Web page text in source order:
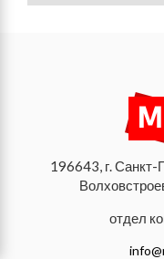
196643, г. Санкт-
отдел